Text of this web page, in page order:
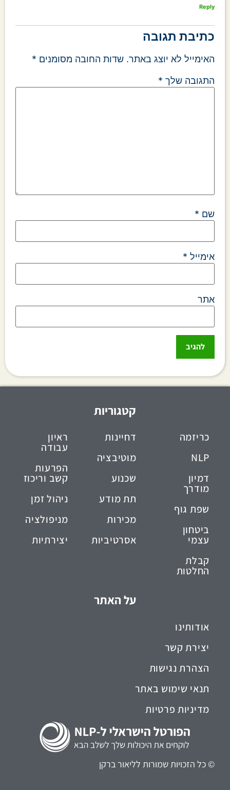
Reply
כתיבת תגובה
האימייל לא יוצג באתר. שדות החובה מסומנים *
התגובה שלך *
שם *
אימייל *
אתר
קטגוריות
כריזמה
NLP
דמיון
מודרך
שפת גוף
ביטחון
עצמי
קבלת
החלטות
דחיינות
מוטיבציה
שכנוע
תת מודע
מכירות
אסרטיביות
ראיון
עבודה
הפרעות
קשב וריכוז
ניהול זמן
מניפולציה
יצירתיות
על האתר
אודותינו
יצירת קשר
הצהרת נגישות
תנאי שימוש באתר
מדיניות פרטיות
© כל הזכויות שמורות לליאור ברקן